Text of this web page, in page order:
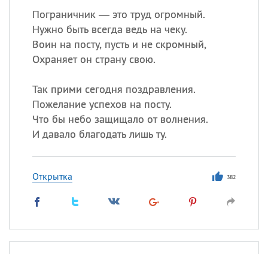
Пограничник — это труд огромный.
Нужно быть всегда ведь на чеку.
Воин на посту, пусть и не скромный,
Охраняет он страну свою.
Так прими сегодня поздравления.
Пожелание успехов на посту.
Что бы небо защищало от волнения.
И давало благодать лишь ту.
Открытка 382